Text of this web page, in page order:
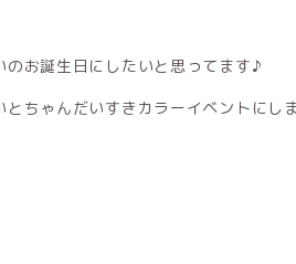
のお誕生日にしたいと思ってます♪
とちゃんだいすきカラーイベントにし